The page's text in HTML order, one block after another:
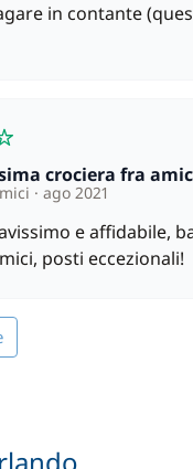
in contante
crociera fra
ago 2021
e affidabile,
posti eccezionali!